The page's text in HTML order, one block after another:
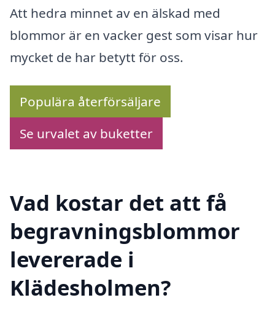
Att hedra minnet av en älskad med
blommor är en vacker gest som visar hur
mycket de har betytt för oss.
Populära återförsäljare
Se urvalet av buketter
Vad kostar det att få
begravningsblommor
levererade i
Klädesholmen?